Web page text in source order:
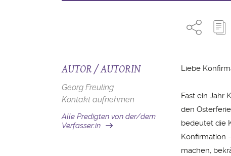
AUTOR / AUTORIN
Georg Freuling
Kontakt aufnehmen
Alle Predigten von der/dem
Verfasser:in
Liebe
Fast ein Jahr
den
bedeutet die
Konfirmation
machen,